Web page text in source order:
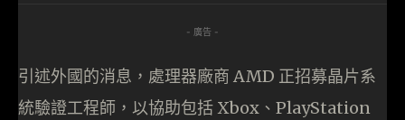
- 廣告 -
引述外國的消息，處理器廠商 AMD 正招募晶片系
統驗證工程師，以協助包括 Xbox、PlayStation